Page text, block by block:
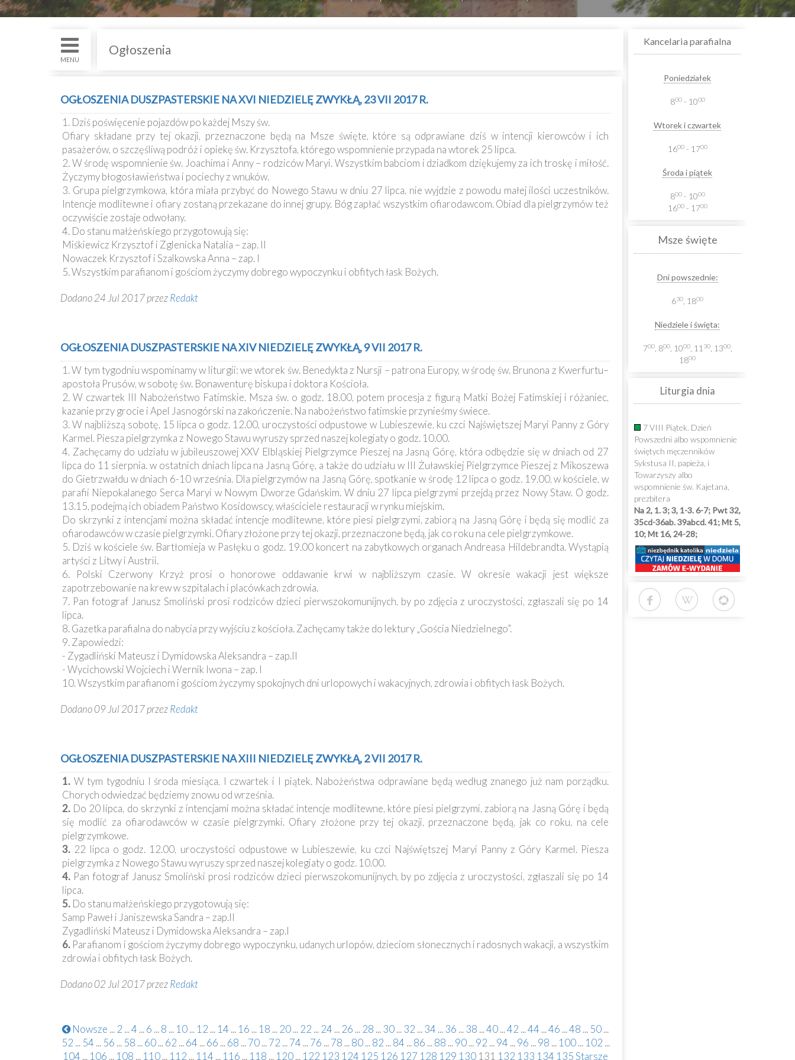
św.
i
Duszpasterze
MENU
Ogłoszenia
OGŁOSZENIA DUSZPASTERSKIE NA XVI NIEDZIELĘ ZWYKŁĄ, 23 VII 2017 R.
1. Dziś poświęcenie pojazdów po każdej Mszy św.
Ofiary składane przy tej okazji, przeznaczone będą na Msze święte, które są odprawiane dziś w intencji kierowców i ich
pasażerów, o szczęśliwą podróż i opiekę św. Krzysztofa, którego wspomnienie przypada na wtorek 25 lipca.
2. W środę wspomnienie św. Joachima i Anny – rodziców Maryi. Wszystkim babciom i dziadkom dziękujemy za ich troskę i miłość.
Życzymy błogosławieństwa i pociechy z wnuków.
3. Grupa pielgrzymkowa, która miała przybyć do Nowego Stawu w dniu 27 lipca, nie wyjdzie z powodu małej ilości uczestników.
Intencje modlitewne i ofiary zostaną przekazane do innej grupy. Bóg zapłać wszystkim ofiarodawcom. Obiad dla pielgrzymów też
oczywiście zostaje odwołany.
4. Do stanu małżeńskiego przygotowują się:
Miśkiewicz Krzysztof i Zglenicka Natalia – zap. II
Nowaczek Krzysztof i Szalkowska Anna – zap. I
5. Wszystkim parafianom i gościom życzymy dobrego wypoczynku i obfitych łask Bożych.
Dodano 24 Jul 2017 przezRedakt
OGŁOSZENIA DUSZPASTERSKIE NA XIV NIEDZIELĘ ZWYKŁĄ, 9 VII 2017 R.
1. W tym tygodniu wspominamy w liturgii: we wtorek św. Benedykta z Nursji – patrona Europy, w środę św. Brunona z Kwerfurtu–
apostoła Prusów, w sobotę św. Bonawenturę biskupa i doktora Kościoła.
2. W czwartek III Nabożeństwo Fatimskie. Msza św. o godz. 18.00, potem procesja z figurą Matki Bożej Fatimskiej i różaniec,
kazanie przy grocie i Apel Jasnogórski na zakończenie. Na nabożeństwo fatimskie przynieśmy świece.
3. W najbliższą sobotę, 15 lipca o godz. 12.00, uroczystości odpustowe w Lubieszewie, ku czci Najświętszej Maryi Panny z Góry
Karmel. Piesza pielgrzymka z Nowego Stawu wyruszy sprzed naszej kolegiaty o godz. 10.00.
4. Zachęcamy do udziału w jubileuszowej XXV Elbląskiej Pielgrzymce Pieszej na Jasną Górę, która odbędzie się w dniach od 27
lipca do 11 sierpnia. w ostatnich dniach lipca na Jasną Górę, a także do udziału w III Żuławskiej Pielgrzymce Pieszej z Mikoszewa
do Gietrzwałdu w dniach 6-10 września. Dla pielgrzymów na Jasną Górę, spotkanie w środę 12 lipca o godz. 19.00, w kościele, w
parafii Niepokalanego Serca Maryi w Nowym Dworze Gdańskim. W dniu 27 lipca pielgrzymi przejdą przez Nowy Staw. O godz.
13.15, podejmą ich obiadem Państwo Kosidowscy, właściciele restauracji w rynku miejskim.
Do skrzynki z intencjami można składać intencje modlitewne, które piesi pielgrzymi, zabiorą na Jasną Górę i będą się modlić za
ofiarodawców w czasie pielgrzymki. Ofiary złożone przy tej okazji, przeznaczone będą, jak co roku na cele pielgrzymkowe.
5. Dziś w kościele św. Bartłomieja w Pasłęku o godz. 19.00 koncert na zabytkowych organach Andreasa Hildebrandta. Wystąpią
artyści z Litwy i Austrii.
6. Polski Czerwony Krzyż prosi o honorowe oddawanie krwi w najbliższym czasie. W okresie wakacji jest większe
zapotrzebowanie na krew w szpitalach i placówkach zdrowia.
7. Pan fotograf Janusz Smoliński prosi rodziców dzieci pierwszokomunijnych, by po zdjęcia z uroczystości, zgłaszali się po 14
lipca.
8. Gazetka parafialna do nabycia przy wyjściu z kościoła. Zachęcamy także do lektury „Gościa Niedzielnego”.
9. Zapowiedzi:
- Zygadliński Mateusz i Dymidowska Aleksandra – zap.II
- Wycichowski Wojciech i Wernik Iwona – zap. I
10. Wszystkim parafianom i gościom życzymy spokojnych dni urlopowych i wakacyjnych, zdrowia i obfitych łask Bożych.
Dodano 09 Jul 2017 przezRedakt
OGŁOSZENIA DUSZPASTERSKIE NA XIII NIEDZIELĘ ZWYKŁĄ, 2 VII 2017 R.
1. W tym tygodniu I środa miesiąca, I czwartek i I piątek. Nabożeństwa odprawiane będą według znanego już nam porządku.
Chorych odwiedzać będziemy znowu od września.
2. Do 20 lipca, do skrzynki z intencjami można składać intencje modlitewne, które piesi pielgrzymi, zabiorą na Jasną Górę i będą
się modlić za ofiarodawców w czasie pielgrzymki. Ofiary złożone przy tej okazji, przeznaczone będą, jak co roku, na cele
pielgrzymkowe.
3. 22 lipca o godz. 12.00, uroczystości odpustowe w Lubieszewie, ku czci Najświętszej Maryi Panny z Góry Karmel. Piesza
pielgrzymka z Nowego Stawu wyruszy sprzed naszej kolegiaty o godz. 10.00.
4. Pan fotograf Janusz Smoliński prosi rodziców dzieci pierwszokomunijnych, by po zdjęcia z uroczystości, zgłaszali się po 14
lipca.
5. Do stanu małżeńskiego przygotowują się:
Samp Paweł i Janiszewska Sandra – zap.II
Zygadliński Mateusz i Dymidowska Aleksandra – zap.I
6. Parafianom i gościom życzymy dobrego wypoczynku, udanych urlopów, dzieciom słonecznych i radosnych wakacji, a wszystkim
zdrowia i obfitych łask Bożych.
Dodano 02 Jul 2017 przezRedakt
Nowsze ... 2 ...4 ...6 ...8 ... 10... 12 ... 14 ... 16 ... 18 ... 20... 22 ... 24 ... 26 ... 28 ...30...32 ...34 ...36 ...38 ...40...42 ...44 ...46 ...48 ... 50...
52 ... 54 ... 56 ... 58 ... 60 ... 62 ... 64 ... 66 ... 68 ... 70 ... 72 ... 74 ... 76 ... 78 ... 80 ... 82 ... 84 ... 86 ... 88 ... 90 ... 92 ... 94 ... 96 ... 98 ... 100 ... 102 ...
104 ... 106 ... 108 ... 110... 112 ... 114 ... 116 ... 118 ... 120... 122 123 124 125 126 127 128 129 130 131 132 133 134 135Starsze
Kancelaria parafialna
Poniedziałek
800- 1000
Wtorek i czwartek
1600- 1700
Środa i piątek
800- 1000
1600- 1700
Msze święte
Dni powszednie:
630 , 1800
Niedziele i święta:
700, 800, 1000, 11 30, 1300,
1800
Liturgia dnia
7 VIII Piątek. Dzień
Powszedni albo wspomnienie
świętych męczenników
Sykstusa II, papieża, i
Towarzyszy albo
wspomnienie św. Kajetana,
prezbitera
Na 2, 1. 3; 3, 1-3. 6-7; Pwt 32,
35cd-36ab. 39abcd. 41; Mt 5,
10; Mt 16, 24-28;